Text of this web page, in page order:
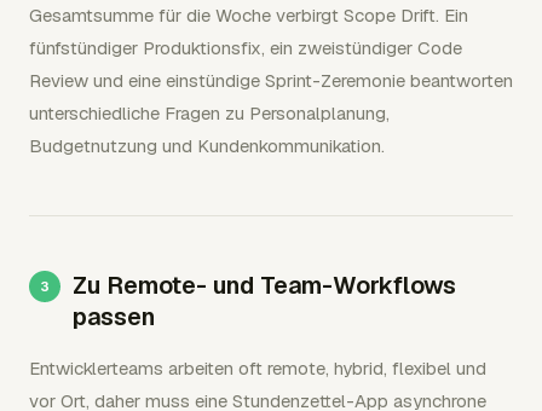
Gesamtsumme für die Woche verbirgt Scope Drift. Ein
fünfstündiger Produktionsfix, ein zweistündiger Code
Review und eine einstündige Sprint-Zeremonie beantworten
unterschiedliche Fragen zu Personalplanung,
Budgetnutzung und Kundenkommunikation.
Zu Remote- und Team-Workflows
passen
Entwicklerteams arbeiten oft remote, hybrid, flexibel und
vor Ort, daher muss eine Stundenzettel-App asynchrone